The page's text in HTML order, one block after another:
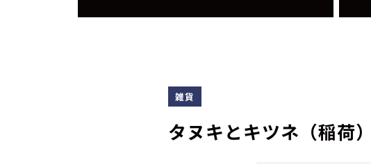
雑貨
タヌキとキツネ（稲荷